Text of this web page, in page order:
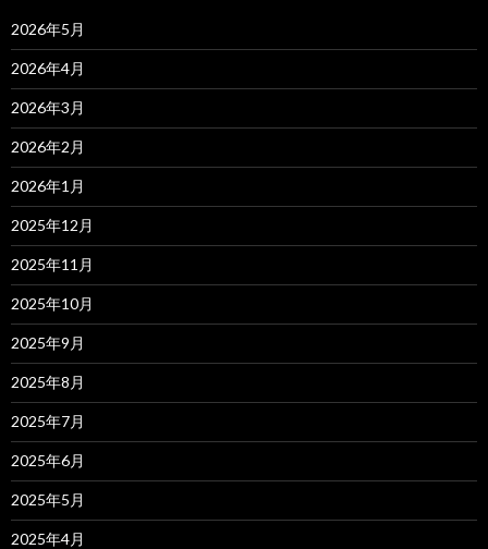
2026年5月
2026年4月
2026年3月
2026年2月
2026年1月
2025年12月
2025年11月
2025年10月
2025年9月
2025年8月
2025年7月
2025年6月
2025年5月
2025年4月